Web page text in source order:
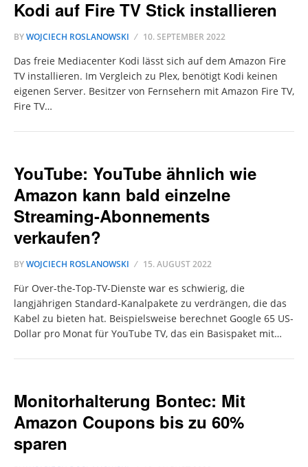
Kodi auf Fire TV Stick installieren
BYWOJCIECH ROSLANOWSKI 10. SEPTEMBER 2022
Das freie Mediacenter Kodi lässt sich auf dem Amazon Fire
TV installieren. Im Vergleich zu Plex, benötigt Kodi keinen
eigenen Server. Besitzer von Fernsehern mit Amazon Fire TV,
Fire TV…
YouTube: YouTube ähnlich wie
Amazon kann bald einzelne
Streaming-Abonnements
verkaufen?
BYWOJCIECH ROSLANOWSKI 15. AUGUST 2022
Für Over-the-Top-TV-Dienste war es schwierig, die
langjährigen Standard-Kanalpakete zu verdrängen, die das
Kabel zu bieten hat. Beispielsweise berechnet Google 65 US-
Dollar pro Monat für YouTube TV, das ein Basispaket mit…
Monitorhalterung Bontec: Mit
Amazon Coupons bis zu 60%
sparen